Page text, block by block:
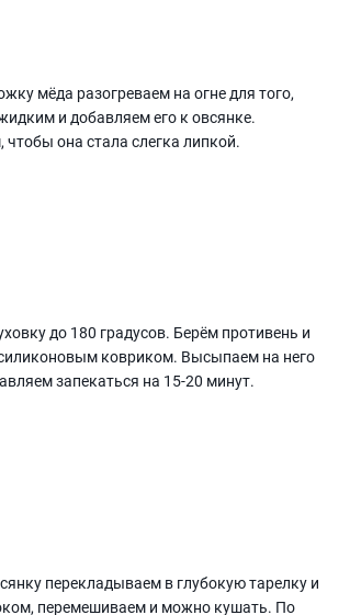
мёда разогреваем на огне для того,
и добавляем его к овсянке.
она стала слегка липкой.
до 180 градусов. Берём противень и
ковриком. Высыпаем на него
запекаться на 15-20 минут.
перекладываем в глубокую тарелку и
перемешиваем и можно кушать. По